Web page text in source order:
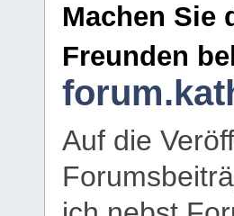
Machen Sie
Freunden
Auf die